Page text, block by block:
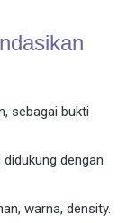
sebagai bukti
dengan
warna, density.